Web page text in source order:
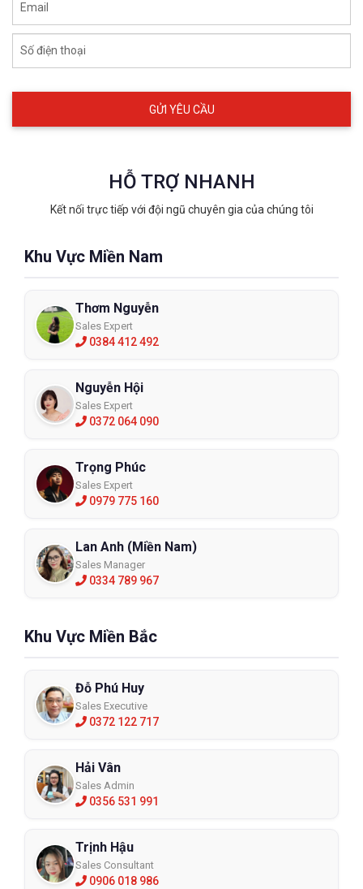
Email
Số điện thoại
HỖ TRỢ NHANH
Kết nối trực tiếp với đội ngũ chuyên gia của chúng tôi
Khu Vực Miền Nam
Thơm Nguyễn
Sales Expert
0384 412 492
Nguyễn Hội
Sales Expert
0372 064 090
Trọng Phúc
Sales Expert
0979 775 160
Lan Anh (Miền Nam)
Sales Manager
0334 789 967
Khu Vực Miền Bắc
Đỗ Phú Huy
Sales Executive
0372 122 717
Hải Vân
Sales Admin
0356 531 991
Trịnh Hậu
Sales Consultant
0906 018 986